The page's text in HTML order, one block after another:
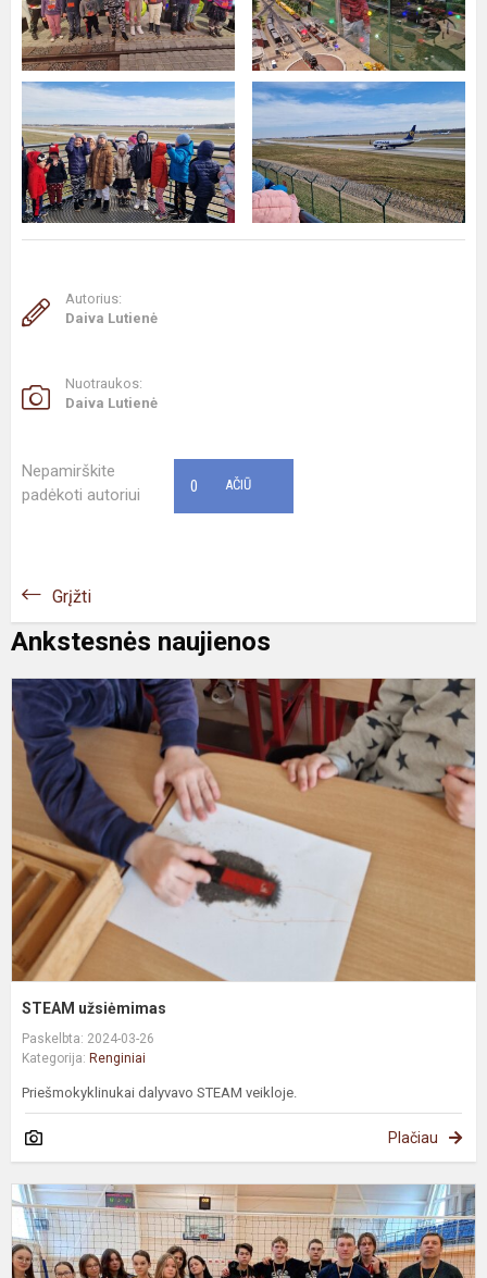
Autorius:
Daiva Lutienė
Nuotraukos:
Daiva Lutienė
Nepamirškite
padėkoti autoriui
AČIŪ
0
Grįžti
Ankstesnės naujienos
STEAM užsiėmimas
Paskelbta: 2024-03-26
Kategorija: Renginiai
Priešmokyklinukai dalyvavo STEAM veikloje.
Plačiau